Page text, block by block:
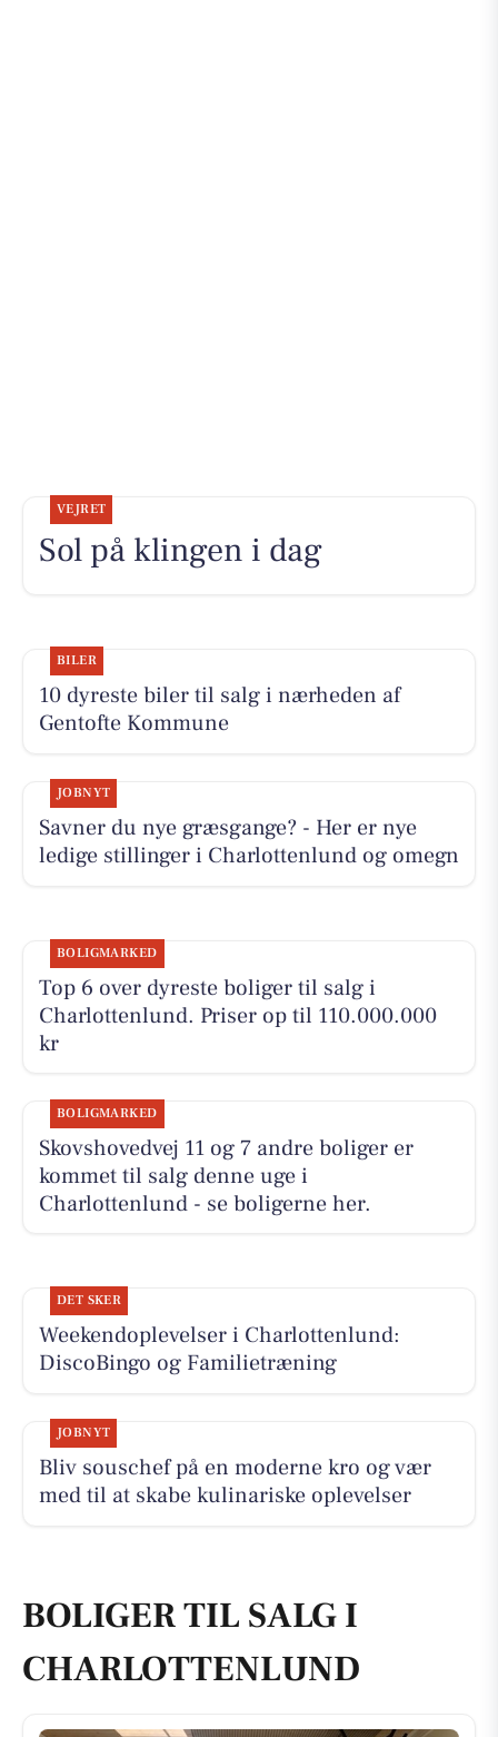
VEJRET
Sol på klingen i dag
BILER
10 dyreste biler til salg i nærheden af
Gentofte Kommune
JOBNYT
Savner du nye græsgange? - Her er nye
ledige stillinger i Charlottenlund og omegn
BOLIGMARKED
Top 6 over dyreste boliger til salg i
Charlottenlund. Priser op til 110.000.000
kr
BOLIGMARKED
Skovshovedvej 11 og 7 andre boliger er
kommet til salg denne uge i
Charlottenlund - se boligerne her.
DET SKER
Weekendoplevelser i Charlottenlund:
DiscoBingo og Familietræning
JOBNYT
Bliv souschef på en moderne kro og vær
med til at skabe kulinariske oplevelser
BOLIGER TIL SALG I
CHARLOTTENLUND